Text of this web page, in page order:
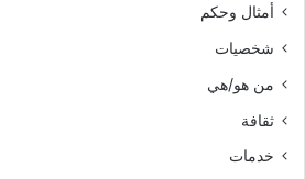
أمثال وحكم
شخصيات
من هو/هي
ثقافة
خدمات